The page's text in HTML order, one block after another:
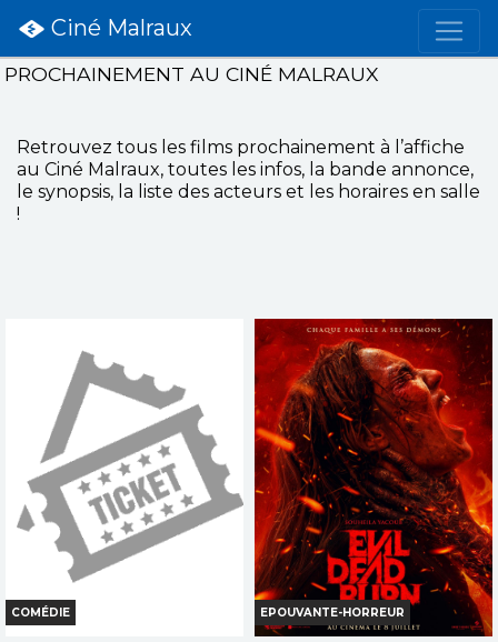
Ciné Malraux
PROCHAINEMENT AU CINÉ MALRAUX
Retrouvez tous les films prochainement à l’affiche
au Ciné Malraux, toutes les infos, la bande annonce,
le synopsis, la liste des acteurs et les horaires en salle
!
COMÉDIE EPOUVANTE-HORREUR